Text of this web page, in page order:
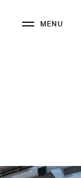
M E NU